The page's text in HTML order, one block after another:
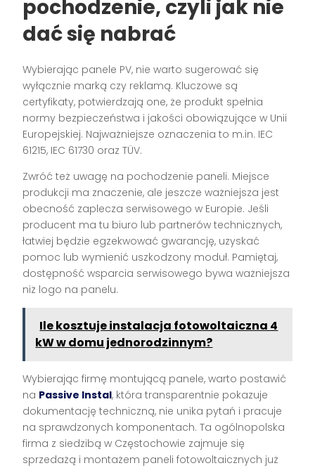
pochodzenie, czyli jak nie
dać się nabrać
Wybierając panele PV, nie warto sugerować się
wyłącznie marką czy reklamą. Kluczowe są
certyfikaty, potwierdzają one, że produkt spełnia
normy bezpieczeństwa i jakości obowiązujące w Unii
Europejskiej. Najważniejsze oznaczenia to m.in. IEC
61215, IEC 61730 oraz TÜV.
Zwróć też uwagę na pochodzenie paneli. Miejsce
produkcji ma znaczenie, ale jeszcze ważniejsza jest
obecność zaplecza serwisowego w Europie. Jeśli
producent ma tu biuro lub partnerów technicznych,
łatwiej będzie egzekwować gwarancję, uzyskać
pomoc lub wymienić uszkodzony moduł. Pamiętaj,
dostępność wsparcia serwisowego bywa ważniejsza
niż logo na panelu.
Ile kosztuje instalacja fotowoltaiczna 4
kW w domu jednorodzinnym?
Wybierając firmę montującą panele, warto postawić
na Passive Instal, która transparentnie pokazuje
dokumentację techniczną, nie unika pytań i pracuje
na sprawdzonych komponentach. Ta ogólnopolska
firma z siedzibą w Częstochowie zajmuje się
sprzedażą i montażem paneli fotowoltaicznych już